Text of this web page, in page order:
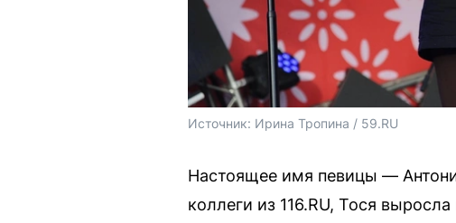
Источник: Ирина Тропина / 59.RU
Настоящее имя певицы —
коллеги из 116.RU, Тося